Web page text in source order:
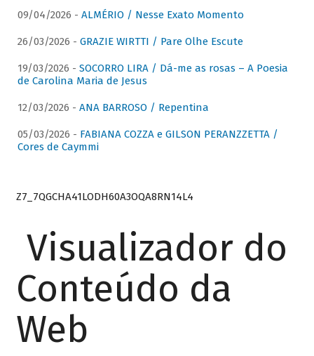
09/04/2026 - ALMÉRIO / Nesse Exato Momento
26/03/2026 - GRAZIE WIRTTI / Pare Olhe Escute
19/03/2026 - SOCORRO LIRA / Dá-me as rosas – A Poesia
de Carolina Maria de Jesus
12/03/2026 - ANA BARROSO / Repentina
05/03/2026 - FABIANA COZZA e GILSON PERANZZETTA /
Cores de Caymmi
Z7_7QGCHA41LODH60A3OQA8RN14L4
Visualizador do
Conteúdo da
Web